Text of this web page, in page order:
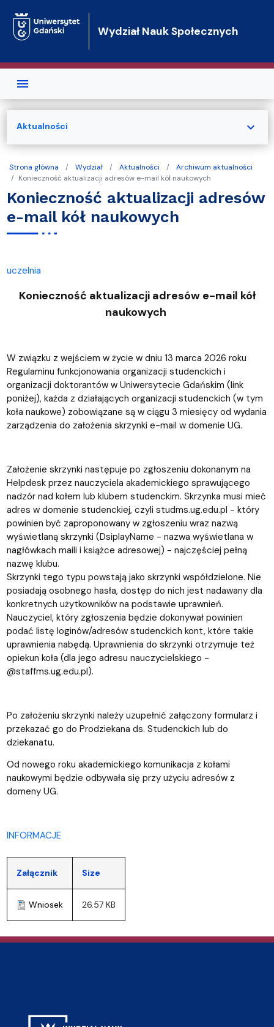
Wydział Nauk Społecznych
Strona główna Wydział Aktualności
Archiwum aktualności
Konieczność aktualizacji adresów e-mail kół naukowych
Konieczność aktualizacji adresów
e-mail kół naukowych
uczelnia
Konieczność aktualizacji adresów e-mail kół
naukowych
W związku z wejściem w życie w dniu 13 marca 2026 roku
Regulaminu funkcjonowania organizacji studenckich i
organizacji doktorantów w Uniwersytecie Gdańskim (link
poniżej), każda z działających organizacji studenckich (w tym
koła naukowe) zobowiązane są w ciągu 3 miesięcy od wydania
zarządzenia do założenia skrzynki e-mail w domenie UG.
Założenie skrzynki następuje po zgłoszeniu dokonanym na
Helpdesk przez nauczyciela akademickiego sprawującego
nadzór nad kołem lub klubem studenckim. Skrzynka musi mieć
adres w domenie studenckiej, czyli studms.ug.edu.pl - który
powinien być zaproponowany w zgłoszeniu wraz nazwą
wyświetlaną skrzynki (DsiplayName - nazwa wyświetlana w
nagłówkach maili i książce adresowej) - najczęściej pełną
nazwę klubu.
Skrzynki tego typu powstają jako skrzynki współdzielone. Nie
posiadają osobnego hasła, dostęp do nich jest nadawany dla
konkretnych użytkowników na podstawie uprawnień.
Nauczyciel, który zgłoszenia będzie dokonywał powinien
podać listę loginów/adresów studenckich kont, które takie
uprawnienia nabędą. Uprawnienia do skrzynki otrzymuje też
opiekun koła (dla jego adresu nauczycielskiego -
@staffms.ug.edu.pl).
Po założeniu skrzynki należy uzupełnić załączony formularz i
przekazać go do Prodziekana ds. Studenckich lub do
dziekanatu.
Od nowego roku akademickiego komunikacja z kołami
naukowymi będzie odbywała się przy użyciu adresów z
domeny UG.
INFORMACJE
Załącznik Size
Wniosek 26.57 KB
Aktualności expand_more